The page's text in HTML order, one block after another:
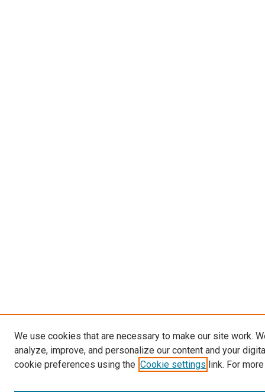
We use cookies that are necessary to make our site work.
analyze, improve, and personalize our content and your
cookie preferences using the Cookie settings link. For